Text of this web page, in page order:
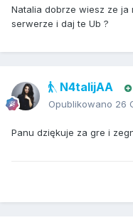
Natalia dobrze wiesz ze ja
serwerze i daj te Ub ?
N4talijAA
Opublikowano 26
Panu dziękuje za gre i